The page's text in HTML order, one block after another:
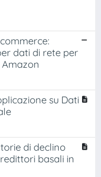
dati di rete per
su Dati
di declino
basali in